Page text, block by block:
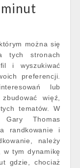
można się
tych stronach
i wyszukiwać
preferencji.
lub
więź,
tematów. W
Thomas
randkowanie i
należy
w tym dynamikę
gdzie, chociaż